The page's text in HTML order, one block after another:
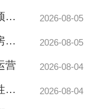
海珠私立医院高危电房隐患，高压预防性试验守护生命线 2026-08-05
电力检修护航酒店运营，白云区电房托管公司实力护航地标建筑 2026-08-05
营 2026-08-04
酒店配电房隐患多？白云机安预防性检测全解析 2026-08-04